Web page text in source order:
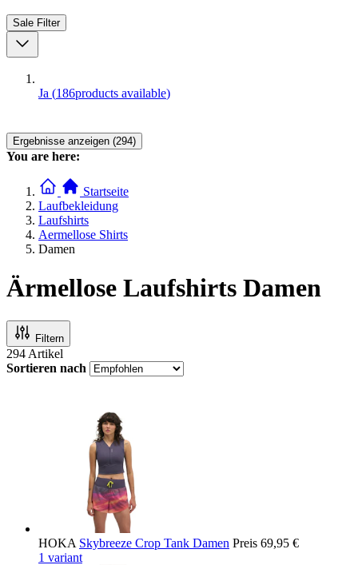
Sale Filter
Ja (186products available)
Ergebnisse anzeigen (294)
You are here:
Startseite
Laufbekleidung
Laufshirts
Aermellose Shirts
Damen
Ärmellose Laufshirts Damen
Filtern
294 Artikel
Sortieren nach
HOKA Skybreeze Crop Tank Damen Preis 69,95 €
1 variant